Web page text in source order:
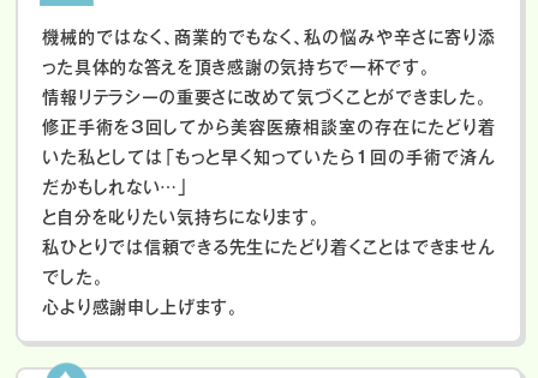
機械的ではなく、商業的でもなく、私の悩みや辛さに寄り添
った具体的な答えを頂き感謝の気持ちで一杯です。
情報リテラシーの重要さに改めて気づくことができました。
修正手術を3回してから美容医療相談室の存在にたどり着
いた私としては「もっと早く知っていたら1回の手術で済ん
だかもしれない…」
と自分を叱りたい気持ちになります。
私ひとりでは信頼できる先生にたどり着くことはできません
でした。
心より感謝申し上げます。